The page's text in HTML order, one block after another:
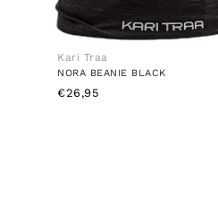
Kari Traa
NORA BEANIE BLACK
€26,95